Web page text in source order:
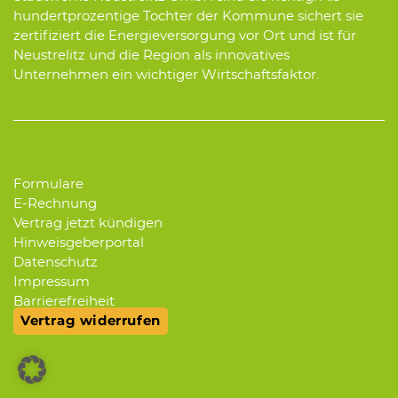
hundertprozentige Tochter der Kommune sichert sie
zertifiziert die Energieversorgung vor Ort und ist für
Neustrelitz und die Region als innovatives
Unternehmen ein wichtiger Wirtschaftsfaktor.
Formulare
E-Rechnung
Vertrag jetzt kündigen
Hinweisgeberportal
Datenschutz
Impressum
Barrierefreiheit
Vertrag widerrufen